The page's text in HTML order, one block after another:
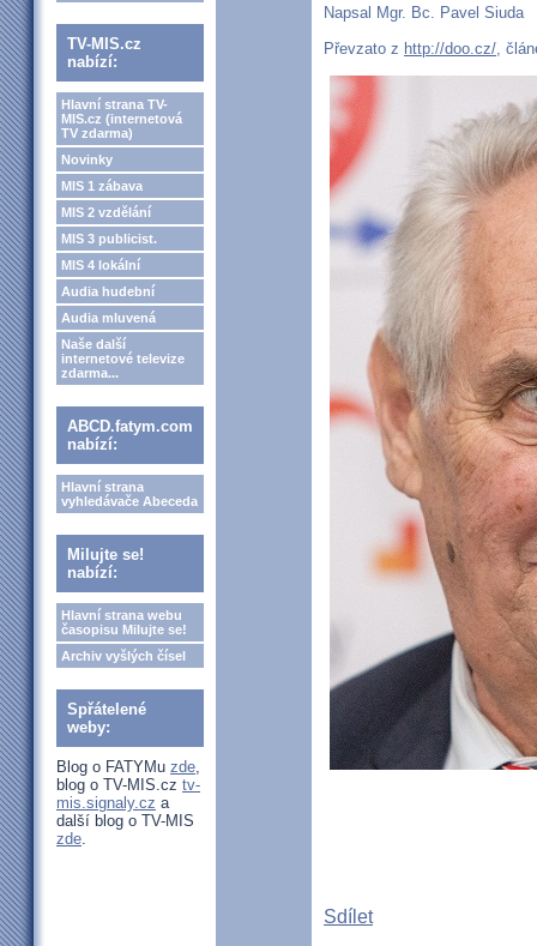
TV-MIS.cz
nabízí:
Hlavní strana TV-
MIS.cz (internetová
TV zdarma)
Novinky
MIS 1 zábava
MIS 2 vzdělání
MIS 3 publicist.
MIS 4 lokální
Audia hudební
Audia mluvená
Naše další
internetové televize
zdarma...
ABCD.fatym.com
nabízí:
Hlavní strana
vyhledávače Abeceda
Milujte se!
nabízí:
Hlavní strana webu
časopisu Milujte se!
Archiv vyšlých čísel
Spřátelené
weby:
Blog o FATYMu zde,
blog o TV-MIS.cz tv-
mis.signaly.cz a
další blog o TV-MIS
zde.
Napsal Mgr. Bc. Pavel Siuda
Převzato z http://doo.cz/,
Sdílet